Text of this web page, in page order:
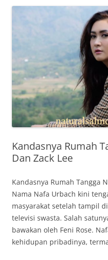
Kandasnya Rumah
Dan Zack Lee
Kandasnya Rumah Tangga
Nama Nafa Urbach kini
masyarakat setelah tampil
televisi swasta. Salah
bawakan oleh Feni Rose.
kehidupan pribadinya,